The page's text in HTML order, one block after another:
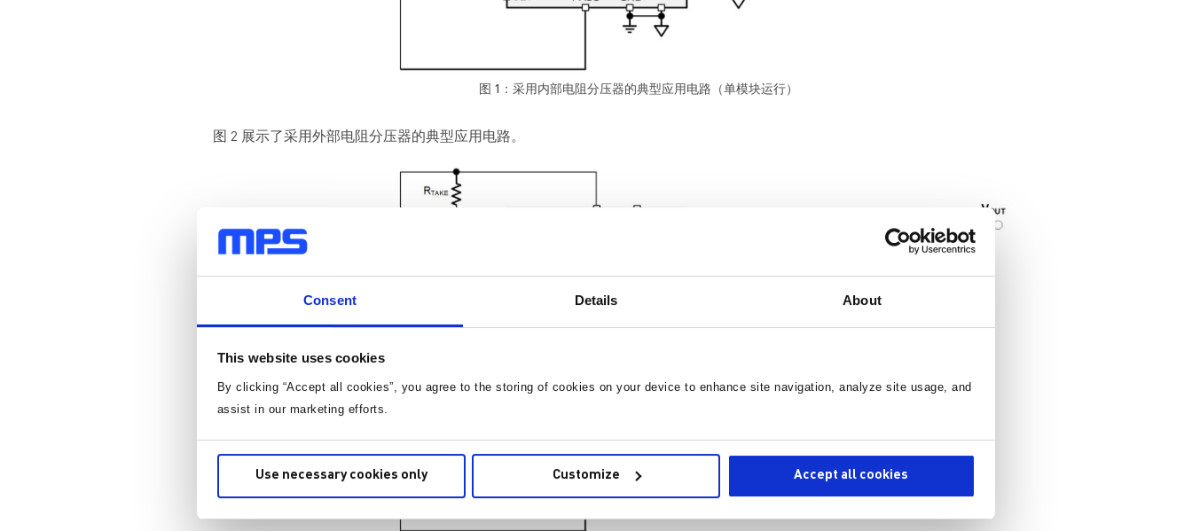
Consent Details About
This website uses cookies
By clicking “Accept all cookies”, you agree to the storing of cookies on your device to enhance site navigation, analyze site usage, and
assist in our marketing efforts.
Use necessary cookies only Customize Accept all cookies
图 1：采用内部电阻分压器的典型应用电路（单模块运行）
图 2 展示了采用外部电阻分压器的典型应用电路。